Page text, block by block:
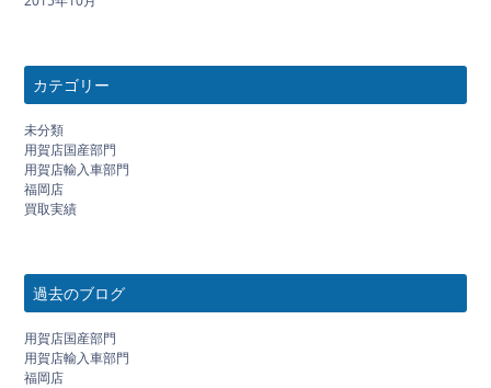
カテゴリー
未分類
用賀店国産部門
用賀店輸入車部門
福岡店
買取実績
過去のブログ
用賀店国産部門
用賀店輸入車部門
福岡店